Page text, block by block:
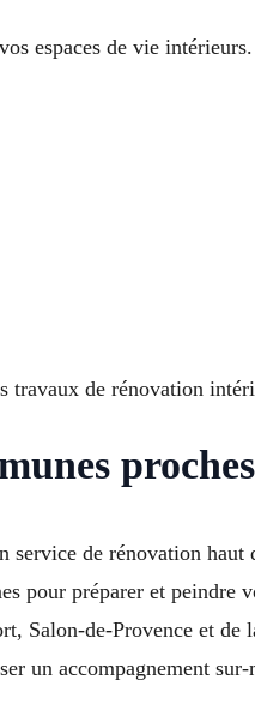
espaces de vie
travaux de rénovation
proches
de rénovation haut
pour préparer et peindre
Salon-de-Provence et de
un accompagnement